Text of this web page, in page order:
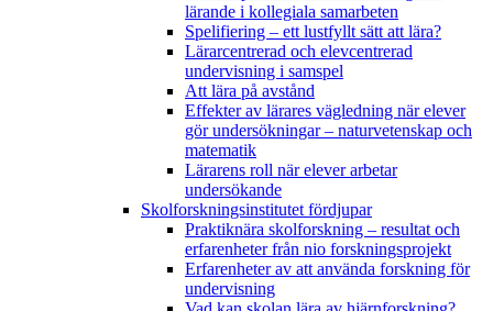
lärande i kollegiala samarbeten
Spelifiering – ett lustfyllt sätt att lära?
Lärarcentrerad och elevcentrerad
undervisning i samspel
Att lära på avstånd
Effekter av lärares vägledning när elever
gör undersökningar – naturvetenskap och
matematik
Lärarens roll när elever arbetar
undersökande
Skolforskningsinstitutet fördjupar
Praktiknära skolforskning – resultat och
erfarenheter från nio forskningsprojekt
Erfarenheter av att använda forskning för
undervisning